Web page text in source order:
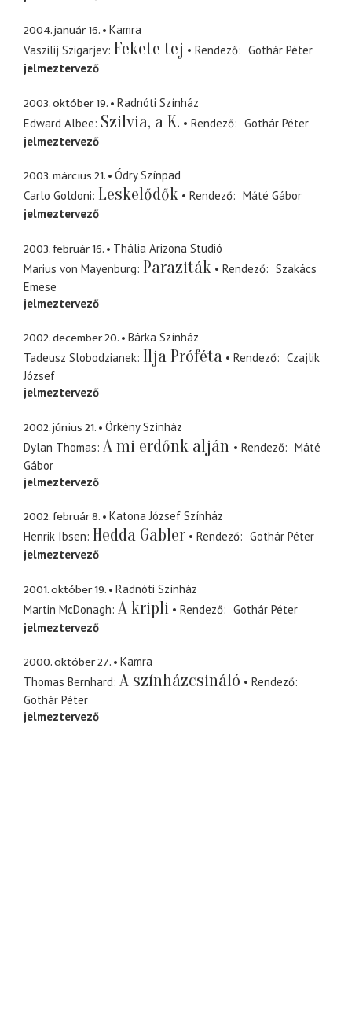
2004. január 16.
Kamra
Vaszilij Szigarjev Fekete tej Rendező
Gothár Péter
jelmeztervező
2003. október 19.
Radnóti Színház
Edward Albee Szilvia, a K. Rendező
Gothár Péter
jelmeztervező
2003. március 21.
Ódry Színpad
Carlo Goldoni Leskelődők Rendező
Máté Gábor
jelmeztervező
2003. február 16.
Thália Arizona Studió
Marius von Mayenburg Paraziták Rendező
Szakács
Emese
jelmeztervező
2002. december 20.
Bárka Színház
Tadeusz Slobodzianek Ilja Próféta Rendező
Czajlik
József
jelmeztervező
2002. június 21.
Örkény Színház
Dylan Thomas A mi erdőnk alján Rendező
Máté
Gábor
jelmeztervező
2002. február 8.
Katona József Színház
Henrik Ibsen Hedda Gabler Rendező
Gothár Péter
jelmeztervező
2001. október 19.
Radnóti Színház
Martin McDonagh A kripli Rendező
Gothár Péter
jelmeztervező
2000. október 27.
Kamra
Thomas Bernhard A színházcsináló
Rendező
Gothár Péter
jelmeztervező